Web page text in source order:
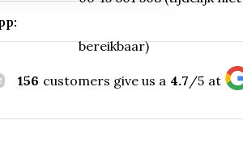
bereikbaar)
156 customers give us a 4.7 /5 at